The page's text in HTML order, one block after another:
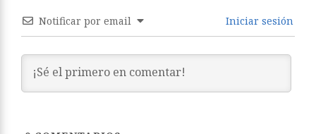
Notificar por email Iniciar sesión